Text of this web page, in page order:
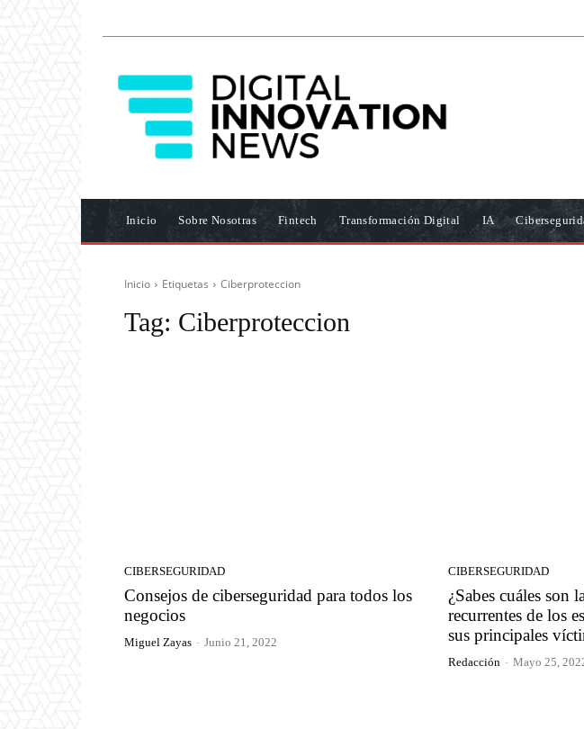
Inicio Sobre Nosotras Fintech Transformación Digital IA
Inicio Etiquetas Ciberproteccion
Tag: Ciberproteccion
CIBERSEGURIDAD
Consejos de ciberseguridad para todos los
negocios
Miguel Zayas - Junio 21, 2022
CIBERSEGURIDAD
¿Sabes cuáles son
recurrentes de los
sus principales
Redacción - Mayo 25,